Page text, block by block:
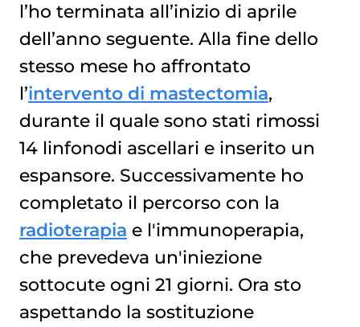
l’ho terminata all’inizio di aprile
dell’anno seguente. Alla fine dello
stesso mese ho affrontato
l’intervento di mastectomia,
durante il quale sono stati rimossi
14 linfonodi ascellari e inserito un
espansore. Successivamente ho
completato il percorso con la
radioterapia e l'immunoperapia,
che prevedeva un'iniezione
sottocute ogni 21 giorni. Ora sto
aspettando la sostituzione